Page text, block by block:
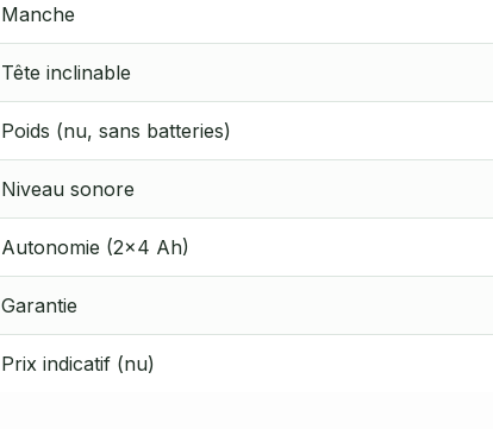
Manche
Tête inclinable
Poids (nu, sans batteries)
Niveau sonore
Autonomie (2×4 Ah)
Garantie
Prix indicatif (nu)